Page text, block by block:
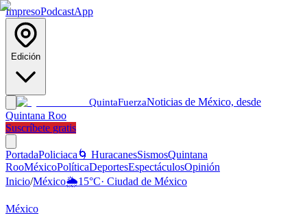
ImpresoPodcastApp
Edición
QuintaFuerzaNoticias de México, desde
Quintana Roo
Suscríbete gratis
PortadaPoliciaca 🌀 HuracanesSismosQuintana
RooMéxicoPolíticaDeportesEspectáculosOpinión
Inicio/México🌦️15°C· Ciudad de México
México